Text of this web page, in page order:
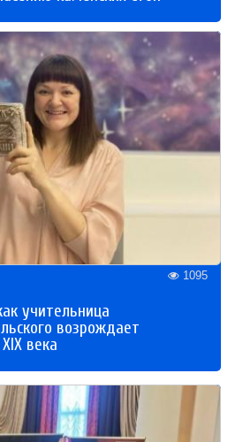
1095
учительница
возрождает
века